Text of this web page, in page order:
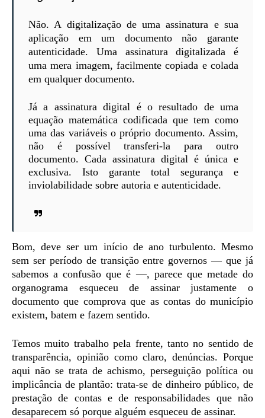
Não. A digitalização de uma assinatura e sua
aplicação em um documento não garante
autenticidade. Uma assinatura digitalizada é
uma mera imagem, facilmente copiada e colada
em qualquer documento.
Já a assinatura digital é o resultado de uma
equação matemática codificada que tem como
uma das variáveis o próprio documento. Assim,
não é possível transferi-la para outro
documento. Cada assinatura digital é única e
exclusiva. Isto garante total segurança e
inviolabilidade sobre autoria e autenticidade.
Bom, deve ser um início de ano turbulento. Mesmo
sem ser período de transição entre governos — que já
sabemos a confusão que é —, parece que metade do
organograma esqueceu de assinar justamente o
documento que comprova que as contas do município
existem, batem e fazem sentido.
Temos muito trabalho pela frente, tanto no sentido de
transparência, opinião como claro, denúncias. Porque
aqui não se trata de achismo, perseguição política ou
implicância de plantão: trata-se de dinheiro público, de
prestação de contas e de responsabilidades que não
desaparecem só porque alguém esqueceu de assinar.